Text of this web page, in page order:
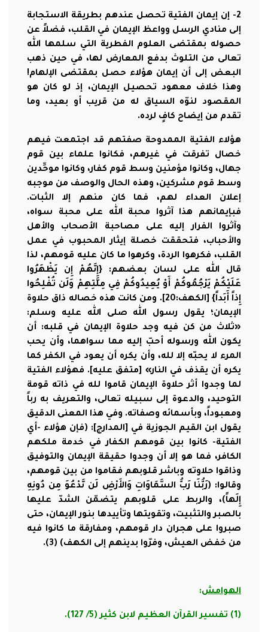
2- إن إيمان الفتية تحصل عندهم بطريقة الاستجابة
إلى منادي الرسل وواعظ الإيمان في القلب، فضلاً عن
حصوله بمقتضى العلوم الفطرية التي سلمها الله
تعالى من التلوث بدفع المعارض لها، في حين ذهب
البعض إلى أن إيمان هؤلاء حصل بمقتضى الإلهام!
وهذا خلاف معهود تحصيل الإيمان، إذ لو كان هو
المقصود لنوّه السياق له من قريب أو بعيد، وما
تقدم من إيضاح كافٍ لرده.
هؤلاء الفتية الممدوحة صفتهم قد اجتمعت فيهم
خصال تفرقت في غيرهم، فكانوا علماء بين قوم
جهال، وكانوا مؤمنين وسط قوم كفار، وكانوا موحِّدين
وسط قوم مشركين، وهذه الحال والوصف من موجبه
إعلان العداء لهم، فما كان منهم إلا الثبات.
فبإيمانهم هذا آثروا محبة الله على محبة سواه،
وآثروا الفرار إليه على مصاحبة الأصحاب والأهل
والأحباب، فتحققت خصلة إيثار المحبوب في عمل
القلب، فكرهوا الردة، وكرهوا ما كان عليه قومهم، لذا
قال الله على لسان بعضهم: {إِنَّهُمْ إِن يَظْهَرُوا
عَلَيْكُمْ يَرْجُمُوكُمْ أَوْ يُعِيدُوكُمْ فِي مِلَّتِهِمْ وَلَن تُفْلِحُوا
إِذاً أَبَداً} [الكهف:20]. ومن كانت هذه خصاله ذاق حلاوة
الإيمان؛ يقول رسول الله صلى الله عليه وسلم:
«ثلاث من كن فيه وجد حلاوة الإيمان في قلبه: أن
يكون الله ورسوله أحبّ إليه مما سواهما، وأن يحب
المرء لا يحبّه إلا لله، وأن يكره أن يعود في الكفر كما
يكره أن يقذف في النار» [متفق عليه]. فهؤلاء الفتية
لما وجدوا أثر حلاوة الإيمان قاموا لله في ذاته قومة
التوحيد، والدعوة إلى سبيله تعالى، والتعريف به رباً
ومعبوداً، وبأسمائه وصفاته. وفي هذا المعنى الدقيق
يقول ابن القيم الجوزية في [المدارج]: (فإن هؤلاء -أي
الفتية- كانوا بين قومهم الكفار في خدمة ملكهم
الكافر، فما هو إلا أن وجدوا حقيقة الإيمان والتوفيق
وذاقوا حلاوته وباشر قلوبهم فقاموا من بين قومهم،
وقالوا: (رَبُّنَا رَبُّ السَّمَاوَاتِ وَالأَرْضِ لَن نَّدْعُوَ مِن دُونِهِ
إِلَهاً)، والربط على قلوبهم يتضمّن الشدّ عليها
بالصبر والتثبيت، وتقويتها وتأييدها بنور الإيمان، حتى
صبروا على هجران دار قومهم، ومفارقة ما كانوا فيه
من خفض العيش، وفرّوا بدينهم إلى الكهف) (3).
الهوامش:
(1) تفسير القرآن العظيم لابن كثير (5/ 127).